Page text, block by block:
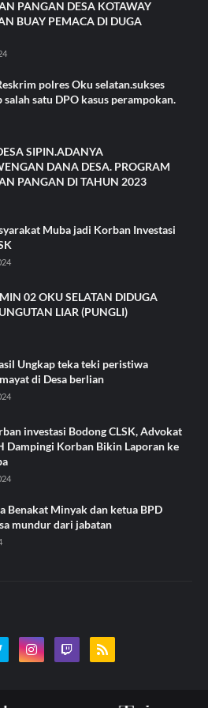
PANGAN DESA KOTAWAY
BUAY PEMACA DI DUGA
polres Oku selatan.sukses
salah satu DPO kasus perampokan.
SIPIN.ADANYA
DANA DESA. PROGRAM
PANGAN DI TAHUN 2023
Muba jadi Korban Investasi
02 OKU SELATAN DIDUGA
LIAR (PUNGLI)
Ungkap teka teki peristiwa
di Desa berlian
investasi Bodong CLSK, Advokat
Dampingi Korban Bikin Laporan ke
Benakat Minyak dan ketua BPD
mundur dari jabatan